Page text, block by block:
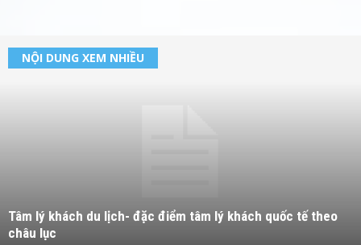
NỘI DUNG XEM NHIỀU
Tâm lý khách du lịch- đặc điểm tâm lý khách quốc tế theo
châu lục